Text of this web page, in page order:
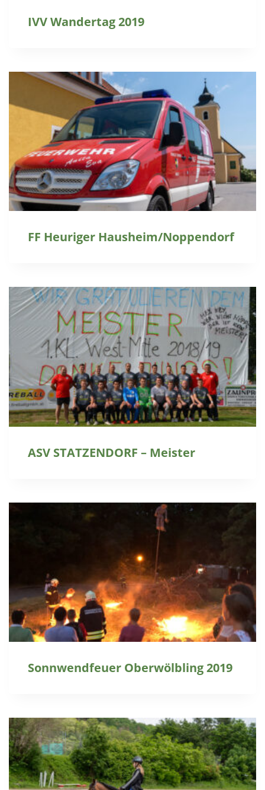
IVV Wandertag 2019
FF Heuriger Hausheim/Noppendorf
ASV STATZENDORF – Meister
Sonnwendfeuer Oberwölbling 2019